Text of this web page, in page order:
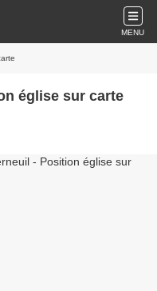
MENU
église sur carte